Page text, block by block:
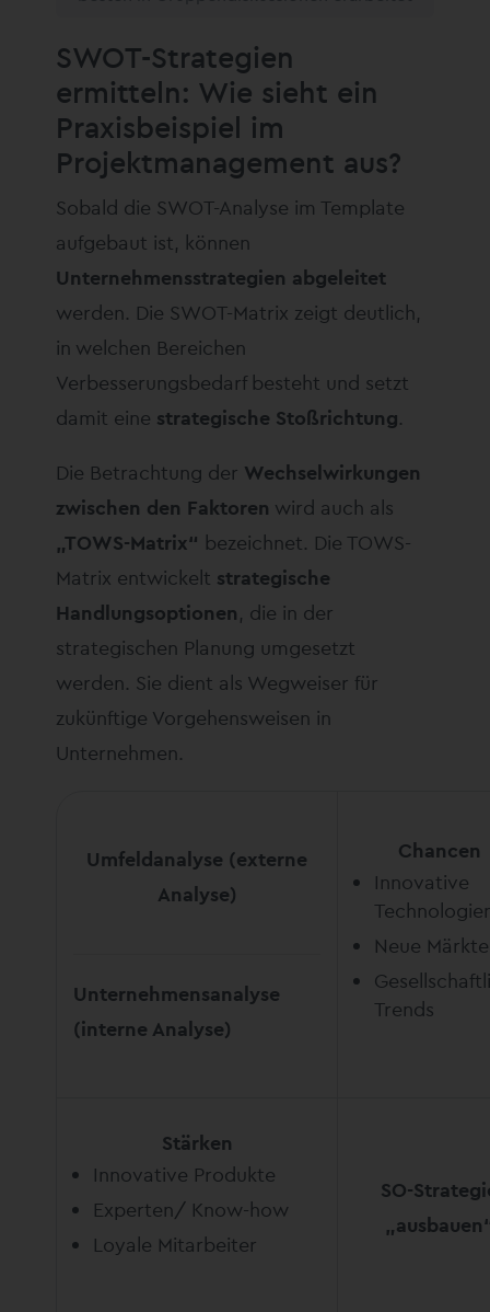
SWOT-Strategien
ermitteln: Wie sieht ein
Praxisbeispiel im
Projektmanagement aus?
Sobald die SWOT-Analyse im Template
aufgebaut ist, können
Unternehmensstrategien abgeleitet
werden. Die SWOT-Matrix zeigt deutlich,
in welchen Bereichen
Verbesserungsbedarf besteht und setzt
damit eine strategische Stoßrichtung.
Die Betrachtung der Wechselwirkungen
zwischen den Faktoren wird auch als
„TOWS-Matrix“ bezeichnet. Die TOWS-
Matrix entwickelt strategische
Handlungsoptionen, die in der
strategischen Planung umgesetzt
werden. Sie dient als Wegweiser für
zukünftige Vorgehensweisen in
Unternehmen.
Umfeldanalyse (externe
Analyse)
Unternehmensanalyse
(interne Analyse)
Chancen
Innovative
Neue Märkte
Trends
Stärken
Innovative Produkte
Experten/ Know-how
Loyale Mitarbeiter
SO-